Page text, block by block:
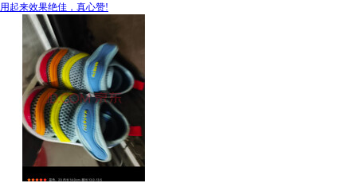
用起来效果绝佳，真心赞!